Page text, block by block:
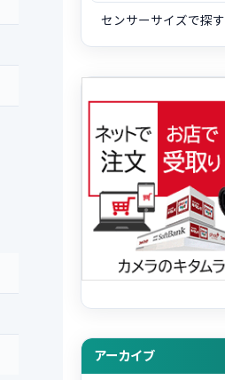
センサーサイズで探す
アーカイブ